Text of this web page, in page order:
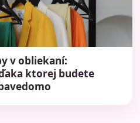
v obliekaní:
ktorej budete